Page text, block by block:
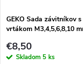
o
v
o
v
GEKO Sada závitníkov s
vrtákom M3,4,5,6,8,10
€8,50
Skladom 5 ks